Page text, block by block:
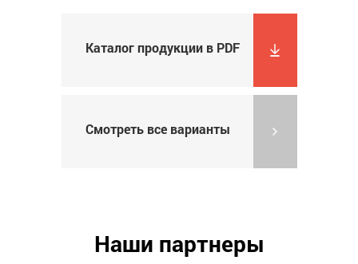
Каталог продукции в PDF
Смотреть все варианты
Наши партнеры